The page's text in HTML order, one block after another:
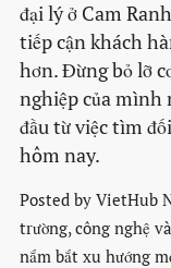
đại lý ở Cam
tiếp cận khách
hơn. Đừng bỏ lỡ
nghiệp của mình
đầu từ việc tìm
hôm nay.
Posted by VietHub
trường, công nghệ
nắm bắt xu hướng